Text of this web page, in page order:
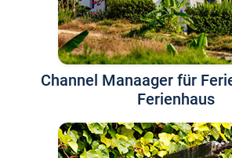
Channel Manaager für
Ferienhaus